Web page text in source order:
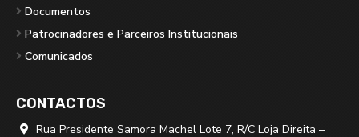
Documentos
Patrocinadores e Parceiros Institucionais
Comunicados
CONTACTOS
 Rua Presidente Samora Machel Lote 7, R/C Loja Direita –